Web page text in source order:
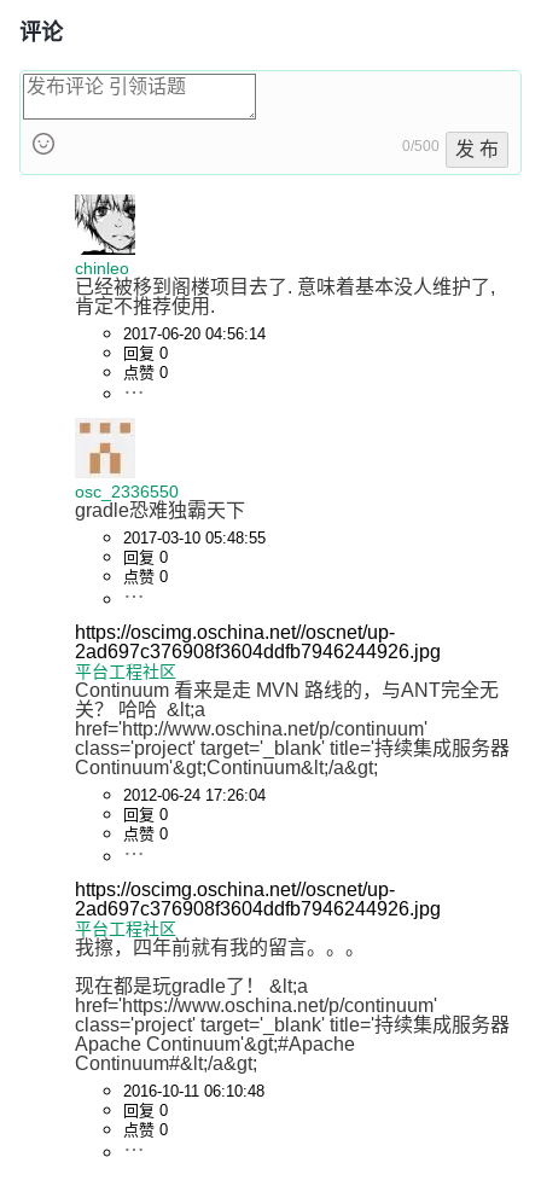
评论
0/500 发 布
chinleo
已经被移到阁楼项目去了. 意味着基本没人维护了,
肯定不推荐使用.
2017-06-20 04:56:14
回复 0
点赞 0
osc_2336550
gradle恐难独霸天下
2017-03-10 05:48:55
回复 0
点赞 0
https://oscimg.oschina.net//oscnet/up-
2ad697c376908f3604ddfb7946244926.jpg
平台工程社区
Continuum 看来是走 MVN 路线的，与ANT完全无
关？ 哈哈  &lt;a
href='http://www.oschina.net/p/continuum'
class='project' target='_blank' title='持续集成服务器
Continuum'&gt;Continuum&lt;/a&gt;
2012-06-24 17:26:04
回复 0
点赞 0
https://oscimg.oschina.net//oscnet/up-
2ad697c376908f3604ddfb7946244926.jpg
平台工程社区
我擦，四年前就有我的留言。。。
现在都是玩gradle了！ &lt;a
href='https://www.oschina.net/p/continuum'
class='project' target='_blank' title='持续集成服务器
Apache Continuum'&gt;#Apache
Continuum#&lt;/a&gt;
2016-10-11 06:10:48
回复 0
点赞 0